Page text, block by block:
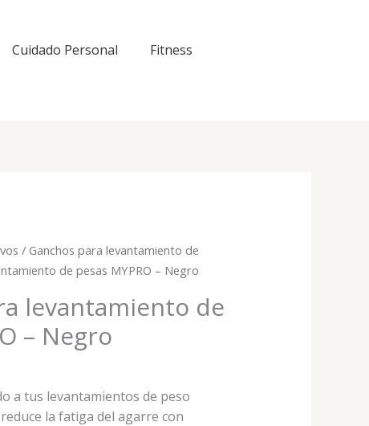
Cuidado Personal
Fitness
/ Ganchos para levantamiento de
de pesas MYPRO – Negro
levantamiento de
– Negro
a tus levantamientos de peso
la fatiga del agarre con